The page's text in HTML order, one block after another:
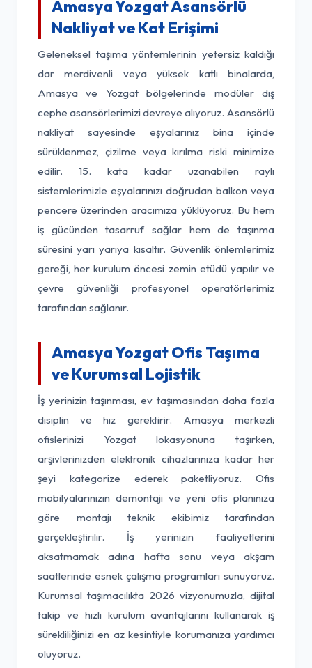
Amasya Yozgat Asansörlü
Nakliyat ve Kat Erişimi
Geleneksel taşıma yöntemlerinin yetersiz kaldığı
dar merdivenli veya yüksek katlı binalarda,
Amasya ve Yozgat bölgelerinde modüler dış
cephe asansörlerimizi devreye alıyoruz. Asansörlü
nakliyat sayesinde eşyalarınız bina içinde
sürüklenmez, çizilme veya kırılma riski minimize
edilir. 15. kata kadar uzanabilen raylı
sistemlerimizle eşyalarınızı doğrudan balkon veya
pencere üzerinden aracımıza yüklüyoruz. Bu hem
iş gücünden tasarruf sağlar hem de taşınma
süresini yarı yarıya kısaltır. Güvenlik önlemlerimiz
gereği, her kurulum öncesi zemin etüdü yapılır ve
çevre güvenliği profesyonel operatörlerimiz
tarafından sağlanır.
Amasya Yozgat Ofis Taşıma
ve Kurumsal Lojistik
İş yerinizin taşınması, ev taşımasından daha fazla
disiplin ve hız gerektirir. Amasya merkezli
ofislerinizi Yozgat lokasyonuna taşırken,
arşivlerinizden elektronik cihazlarınıza kadar her
şeyi kategorize ederek paketliyoruz. Ofis
mobilyalarınızın demontajı ve yeni ofis planınıza
göre montajı teknik ekibimiz tarafından
gerçekleştirilir. İş yerinizin faaliyetlerini
aksatmamak adına hafta sonu veya akşam
saatlerinde esnek çalışma programları sunuyoruz.
Kurumsal taşımacılıkta 2026 vizyonumuzla, dijital
takip ve hızlı kurulum avantajlarını kullanarak iş
sürekliliğinizi en az kesintiyle korumanıza yardımcı
oluyoruz.